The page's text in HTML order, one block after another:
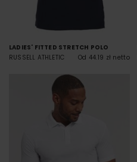
LADIES' FITTED STRETCH POLO
RUSSELL ATHLETIC
Od 44.19 zł netto